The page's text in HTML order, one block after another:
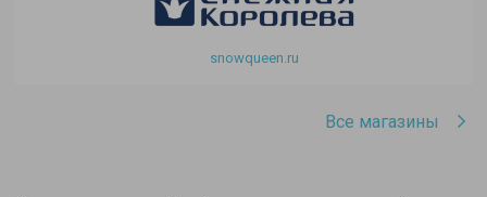
snowqueen.ru
Все магазины